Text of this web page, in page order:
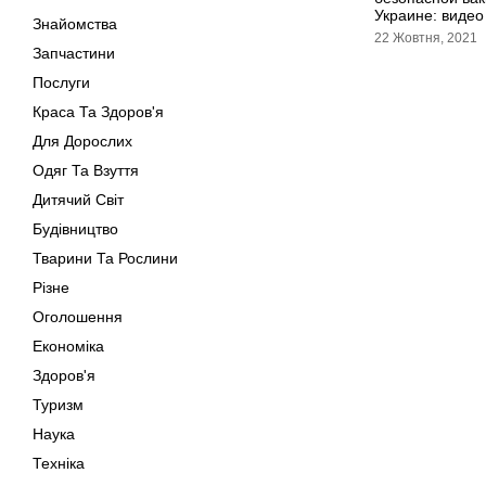
Знайомства
Запчастини
Послуги
Краса Та Здоров'я
Для Дорослих
Одяг Та Взуття
Дитячий Світ
Будівництво
Тварини Та Рослини
Різне
Оголошення
Економіка
Здоров'я
Туризм
Наука
Техніка
Украине:
22 Жовтня, 2021